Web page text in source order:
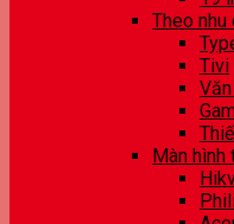
Theo nhu
Tivi
Màn hình